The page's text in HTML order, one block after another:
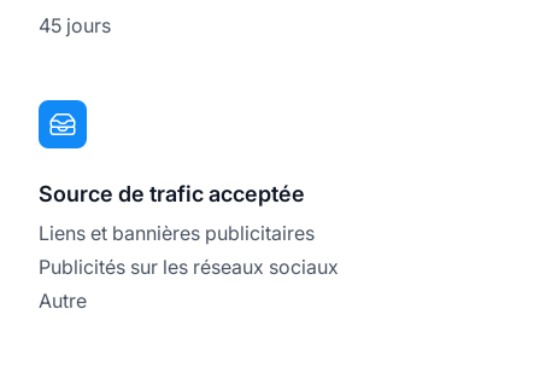
45 jours
Source de trafic acceptée
Liens et bannières publicitaires
Publicités sur les réseaux sociaux
Autre